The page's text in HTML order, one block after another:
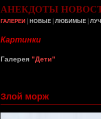
АНЕКДОТЫ
ГАЛЕРЕИ НОВЫЕ ЛЮБИМЫЕ
Картинки
Галерея "Дети"
Злой морж